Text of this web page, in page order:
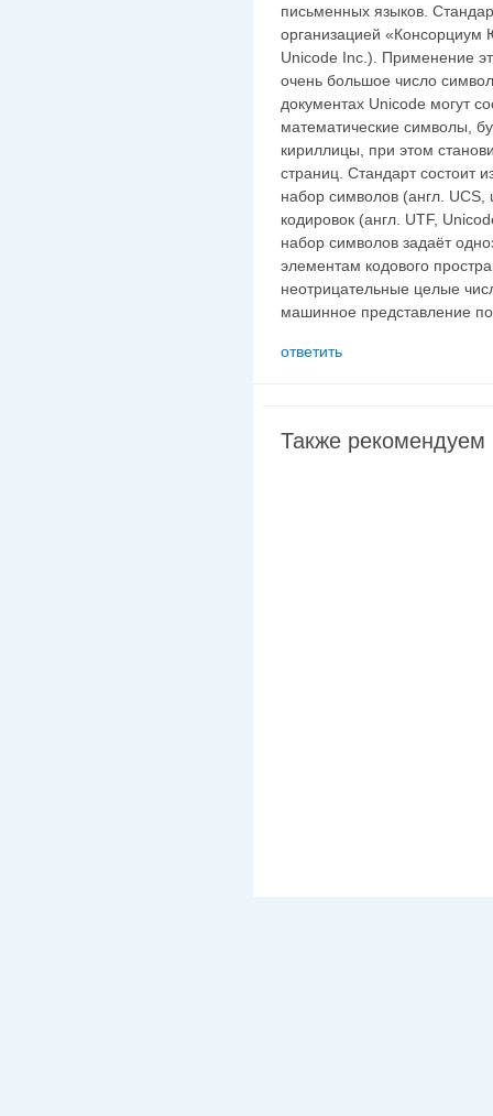
письменных языков.
организацией «Консорциум
Unicode Inc.). Применение
очень большое число
документах Unicode могут
математические символы,
кириллицы, при этом
страниц. Стандарт состоит
набор символов (англ.
кодировок (англ. UTF,
набор символов задаёт
элементам кодового
неотрицательные целые
машинное представление
ответить
Также рекомендуем